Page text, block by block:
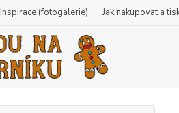
Inspirace (fotogalerie) Jak nakupovat a